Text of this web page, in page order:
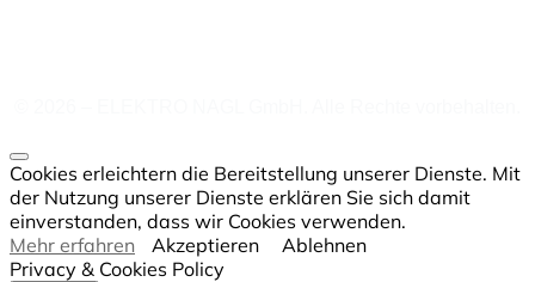
Cookies erleichtern die Bereitstellung unserer Dienste. Mit
der Nutzung unserer Dienste erklären Sie sich damit
einverstanden, dass wir Cookies verwenden.
Mehr erfahren
Akzeptieren
Ablehnen
Privacy & Cookies Policy